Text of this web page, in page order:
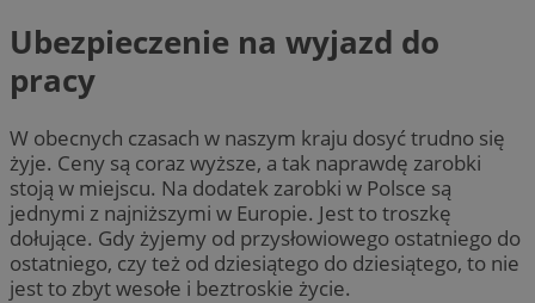
Ubezpieczenie na wyjazd do
pracy
W obecnych czasach w naszym kraju dosyć trudno się
żyje. Ceny są coraz wyższe, a tak naprawdę zarobki
stoją w miejscu. Na dodatek zarobki w Polsce są
jednymi z najniższymi w Europie. Jest to troszkę
dołujące. Gdy żyjemy od przysłowiowego ostatniego do
ostatniego, czy też od dziesiątego do dziesiątego, to nie
jest to zbyt wesołe i beztroskie życie.